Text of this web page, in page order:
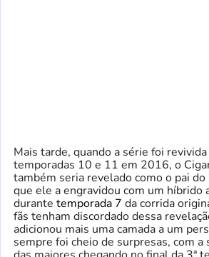
Mais tarde, quando a série foi revivida
temporadas 10 e 11 em 2016, o
também seria revelado como o pai
que ele a engravidou com um híbrido
durante temporada 7 da corrida
fãs tenham discordado dessa
adicionou mais uma camada a um
sempre foi cheio de surpresas, com a